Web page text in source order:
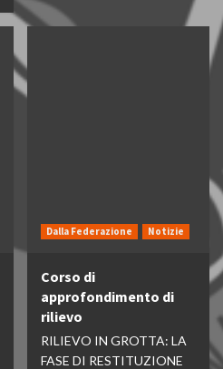
Dalla Federazione Notizie
Corso di
approfondimento di
rilievo
RILIEVO IN GROTTA: LA
FASE DI RESTITUZIONE